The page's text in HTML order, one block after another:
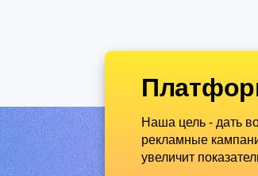
Наша цель - дать
рекламные
увеличит